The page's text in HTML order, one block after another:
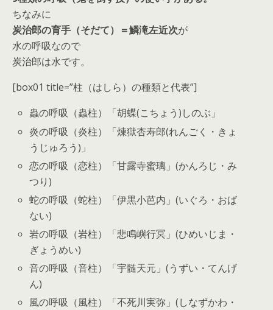
ちなみに
炭治郎の育手（そだて）＝鱗滝左近次が
水の呼吸なので
炭治郎は水です。
[box01 title=”柱（はしら）の種類と代表”]
蟲の呼吸（蟲柱）「胡蝶(こちょう)しのぶ」
炎の呼吸（炎柱）「煉獄杏寿郎(れんごく・きょ
うじゅろう)」
恋の呼吸（恋柱）「甘露寺蜜璃」(かんろじ・み
つり)
蛇の呼吸（蛇柱）「伊黒小芭内」(いぐろ・おば
ない)
岩の呼吸（岩柱）「悲鳴嶼行冥」(ひめいじま・
ぎょうめい)
音の呼吸（音柱）「宇髄天元」(うずい・てんげ
ん)
風の呼吸（風柱）「不死川実弥」(しなずかわ・